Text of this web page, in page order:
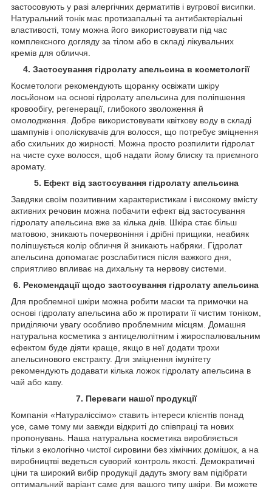
застосовують у разі алергічних дерматитів і вугрової висипки.
Натуральний тонік має протизапальні та антибактеріальні
властивості, тому можна його використовувати під час
комплексного догляду за тілом або в складі лікувальних
кремів для обличчя.
4. Застосування гідролату апельсина в косметології
Косметологи рекомендують щоранку освіжати шкіру
лосьйоном на основі гідролату апельсина для поліпшення
кровообігу, регенерації, глибокого зволоження й
омолодження. Добре використовувати квіткову воду в складі
шампунів і ополіскувачів для волосся, що потребує зміцнення
або схильних до жирності. Можна просто розпилити гідролат
на чисте сухе волосся, щоб надати йому блиску та приємного
аромату.
5. Ефект від застосування гідролату апельсина
Завдяки своїм позитивним характеристикам і високому вмісту
активних речовин можна побачити ефект від застосування
гідролату апельсина вже за кілька днів. Шкіра стає більш
матовою, зникають почервоніння і дрібні прищики, неабияк
поліпшується колір обличчя й зникають набряки. Гідролат
апельсина допомагає розслабитися після важкого дня,
сприятливо впливає на дихальну та нервову системи.
6. Рекомендації щодо застосування гідролату апельсина
Для проблемної шкіри можна робити маски та примочки на
основі гідролату апельсина або ж протирати її чистим тоніком,
приділяючи увагу особливо проблемним місцям. Домашня
натуральна косметика з антицелюлітним і жироспалювальним
ефектом буде діяти краще, якщо в неї додати трохи
апельсинового екстракту. Для зміцнення імунітету
рекомендують додавати кілька ложок гідролату апельсина в
чай або каву.
7. Переваги нашої продукції
Компанія «Натураліссімо» ставить інтереси клієнтів понад
усе, саме тому ми завжди відкриті до співпраці та нових
пропонувань. Наша натуральна косметика виробляється
тільки з екологічно чистої сировини без хімічних домішок, а на
виробництві ведеться суворий контроль якості. Демократичні
ціни та широкий вибір продукції дадуть змогу вам підібрати
оптимальний варіант саме для вашого типу шкіри. Ви можете